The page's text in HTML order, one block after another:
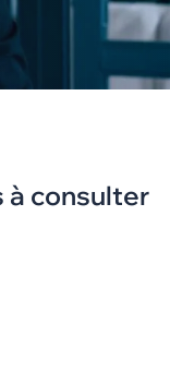
à consulter